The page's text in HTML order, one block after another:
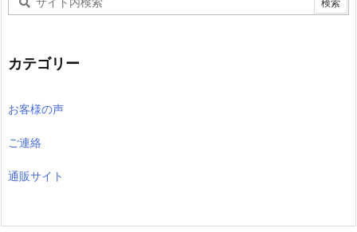
カテゴリー
お客様の声
ご連絡
通販サイト